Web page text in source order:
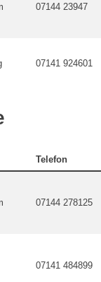
07144 23947
07141 924601
Telefon
07144 278125
07141 484899